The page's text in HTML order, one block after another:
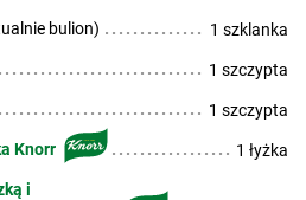
bulion) 1 szklanka
1 szczypta
1 szczypta
Knorr 1 łyżka
i